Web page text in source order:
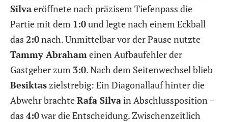
Silvaeröffnete nach präzisem Tiefenpass die
Partie mit dem 1:0und legte nach einem Eckball
das 2:0nach. Unmittelbar vor der Pause nutzte
Tammy Abraham einen Aufbaufehler der
Gastgeber zum 3:0. Nach dem Seitenwechsel blieb
Besiktas zielstrebig: Ein Diagonallauf hinter die
Abwehr brachteRafa Silvain Abschlussposition –
das 4:0war die Entscheidung. Zwischenzeitlich